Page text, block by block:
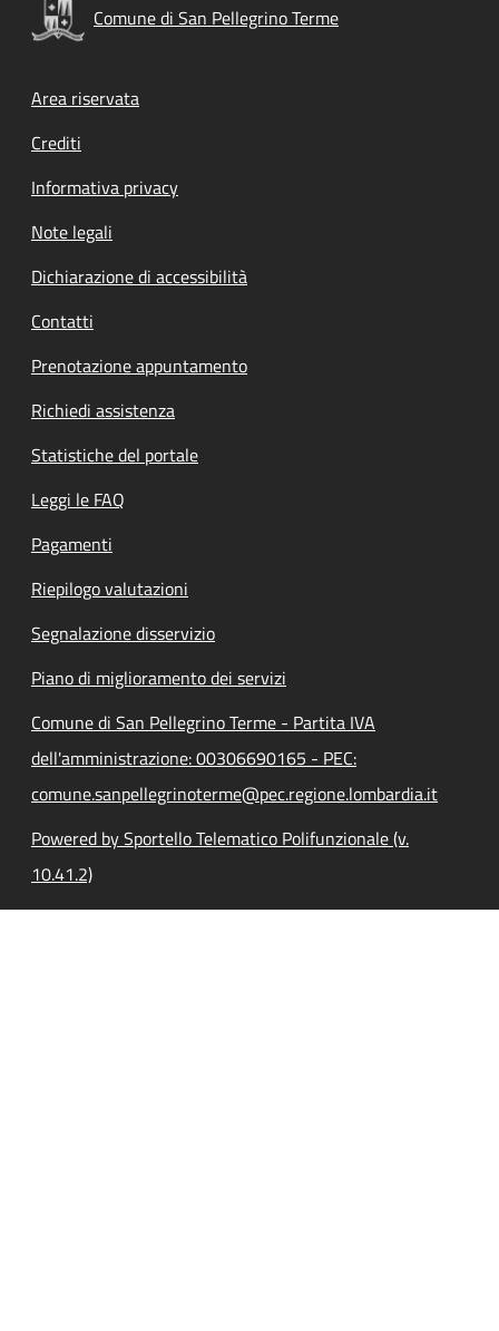
Comune di San Pellegrino Terme
Footer menu
Area riservata
Crediti
Informativa privacy
Note legali
Dichiarazione di accessibilità
Contatti
Prenotazione appuntamento
Richiedi assistenza
Statistiche del portale
Leggi le FAQ
Pagamenti
Riepilogo valutazioni
Segnalazione disservizio
Piano di miglioramento dei servizi
Comune di San Pellegrino Terme - Partita IVA
dell'amministrazione: 00306690165 - PEC:
comune.sanpellegrinoterme@pec.regione.lombardia.it
Powered by Sportello Telematico Polifunzionale (v.
10.41.2)